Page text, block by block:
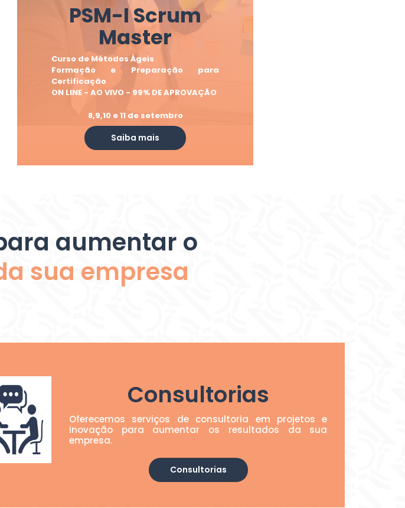
PSM-I Scrum
Master
Curso de Métodos Ágeis
Formação e Preparação para
Certificação
ON LINE - AO VIVO - 99% DE APROVAÇÃO
8,9,10 e 11 de setembro
Saiba mais
aumentar o
sua empresa
Consultorias
Oferecemos serviços de consultoria em projetos e
inovação para aumentar os resultados da sua
empresa.
Consultorias